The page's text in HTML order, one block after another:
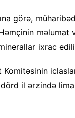
görə,
ixrac
il ərzində